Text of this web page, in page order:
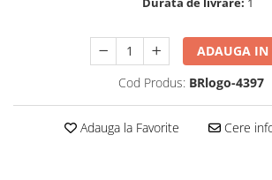
ADAUGA IN
Cod Produs: BRlogo-4397
Adauga la Favorite Cere